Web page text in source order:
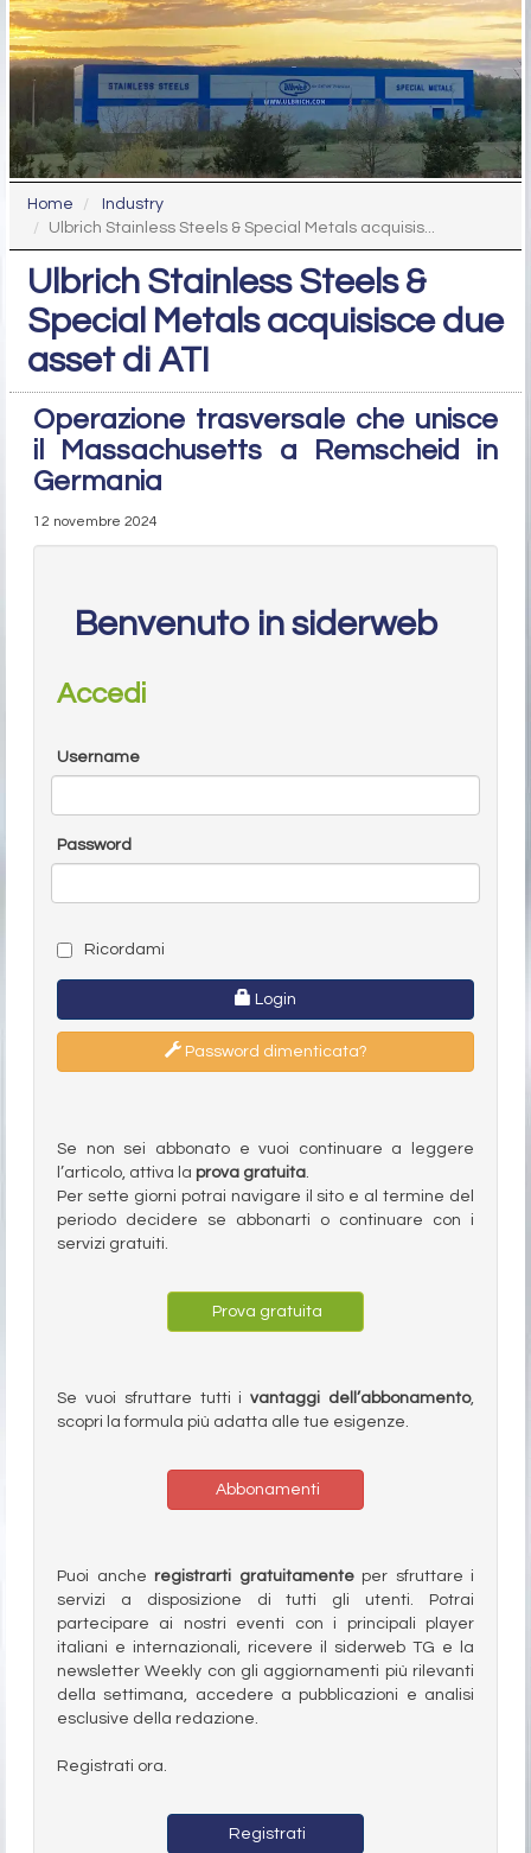
Home
Industry
Ulbrich Stainless Steels & Special Metals acquisis...
Ulbrich Stainless Steels &
Special Metals acquisisce due
asset di ATI
Operazione trasversale che unisce
il Massachusetts a Remscheid in
Germania
12 novembre 2024
Benvenuto in siderweb
Accedi
Username
Password
Ricordami
Login
Password dimenticata?
Se non sei abbonato e vuoi continuare a leggere
l’articolo, attiva la prova gratuita.
Per sette giorni potrai navigare il sito e al termine del
periodo decidere se abbonarti o continuare con i
servizi gratuiti.
Prova gratuita
Se vuoi sfruttare tutti ivantaggi dell’abbonamento,
scopri la formula più adatta alle tue esigenze.
Abbonamenti
Puoi anche registrarti gratuitamenteper sfruttare i
servizi a disposizione di tutti gli utenti. Potrai
partecipare ai nostri eventi con i principali player
italiani e internazionali, ricevere il siderweb TG e la
newsletter Weekly con gli aggiornamenti più rilevanti
della settimana, accedere a pubblicazioni e analisi
esclusive della redazione.
Registrati ora.
Registrati